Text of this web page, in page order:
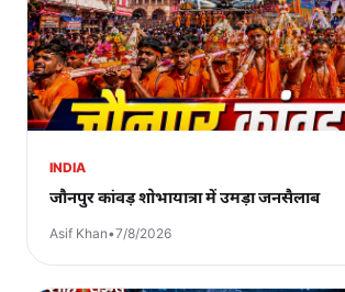
INDIA
जौनपुर कांवड़ शोभायात्रा में उमड़ा जनसैलाब
Asif Khan•7/8/2026